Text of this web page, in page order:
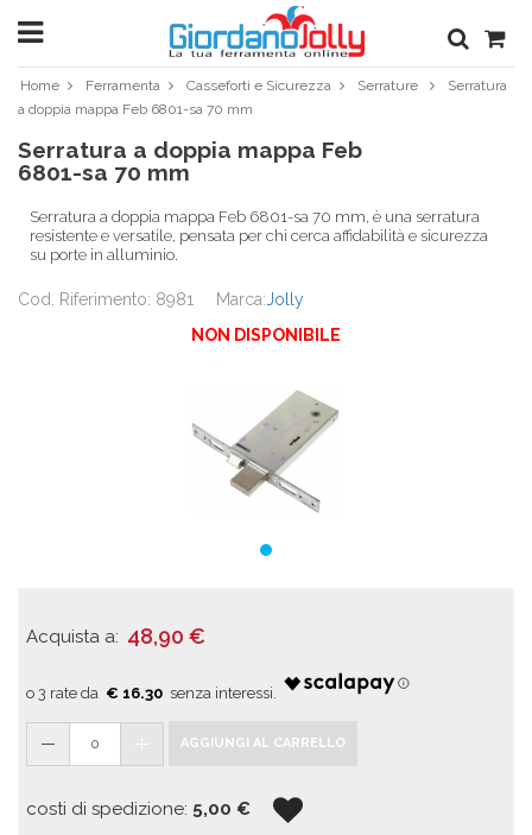
Home Ferramenta Casseforti e Sicurezza Serrature
Serratura
a doppia mappa Feb 6801-sa 70 mm
Serratura a doppia mappa Feb
6801-sa 70 mm
Serratura a doppia mappa Feb 6801-sa 70 mm, è una serratura
resistente e versatile, pensata per chi cerca affidabilità e sicurezza
su porte in alluminio.
Cod. Riferimento: 8981 Marca:Jolly
NON DISPONIBILE
Acquista a: 48,90 €
€ 16.30
0 AGGIUNGI AL CARRELLO
costi di spedizione: 5,00 €